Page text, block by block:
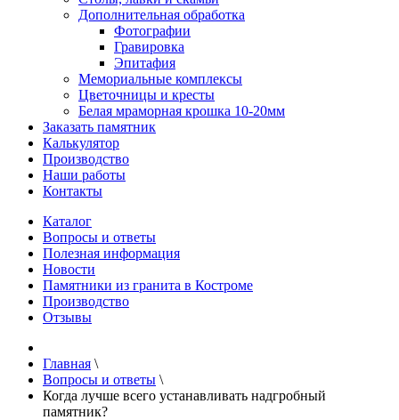
Дополнительная обработка
Фотографии
Гравировка
Эпитафия
Мемориальные комплексы
Цветочницы и кресты
Белая мраморная крошка 10-20мм
Заказать памятник
Калькулятор
Производство
Наши работы
Контакты
Каталог
Вопросы и ответы
Полезная информация
Новости
Памятники из гранита в Костроме
Производство
Отзывы
Главная \
Вопросы и ответы \
Когда лучше всего устанавливать надгробный
памятник?